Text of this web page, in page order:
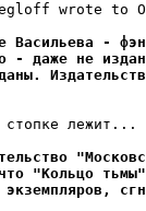
wrote to
Васильева -
- даже не
стопке
"Кольцо